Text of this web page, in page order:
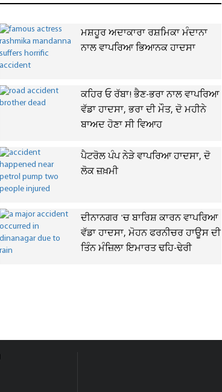
ਮਸ਼ਹੂਰ ਅਦਾਕਾਰਾ ਰਸ਼ਮਿਕਾ ਮੰਦਾਨਾ
ਨਾਲ ਵਾਪਰਿਆ ਭਿਆਨਕ ਹਾਦਸਾ
ਕਹਿਰ ਓ ਰੱਬਾ! ਭੈਣ-ਭਰਾ ਨਾਲ ਵਾਪਰਿਆ
ਵੱਡਾ ਹਾਦਸਾ, ਭਰਾ ਦੀ ਮੌਤ, ਦੋ ਮਹੀਨੇ
ਬਾਅਦ ਹੋਣਾ ਸੀ ਵਿਆਹ
ਪੈਟਰੋਲ ਪੰਪ ਨੇੜੇ ਵਾਪਰਿਆ ਹਾਦਸਾ, ਦੋ
ਲੋਕ ਜ਼ਖ਼ਮੀ
ਦੀਨਾਨਗਰ 'ਚ ਬਾਰਿਸ਼ ਕਾਰਨ ਵਾਪਰਿਆ
ਵੱਡਾ ਹਾਦਸਾ, ਮੋਹਨ ਫਰਨੀਚਰ ਹਾਊਸ ਦੀ
ਤਿੰਨ ਮੰਜ਼ਿਲਾ ਇਮਾਰਤ ਢਹਿ-ਢੇਰੀ